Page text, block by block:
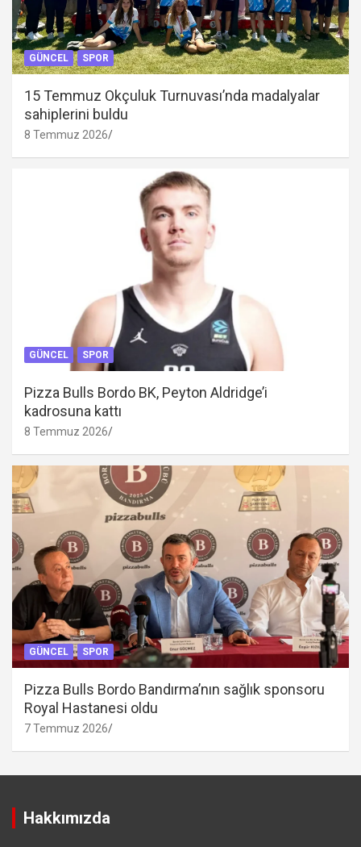
GÜNCEL SPOR
15 Temmuz Okçuluk Turnuvası’nda madalyalar
sahiplerini buldu
8 Temmuz 2026
GÜNCEL SPOR
Pizza Bulls Bordo BK, Peyton Aldridge’i
kadrosuna kattı
8 Temmuz 2026
GÜNCEL SPOR
Pizza Bulls Bordo Bandırma’nın sağlık sponsoru
Royal Hastanesi oldu
7 Temmuz 2026
Hakkımızda